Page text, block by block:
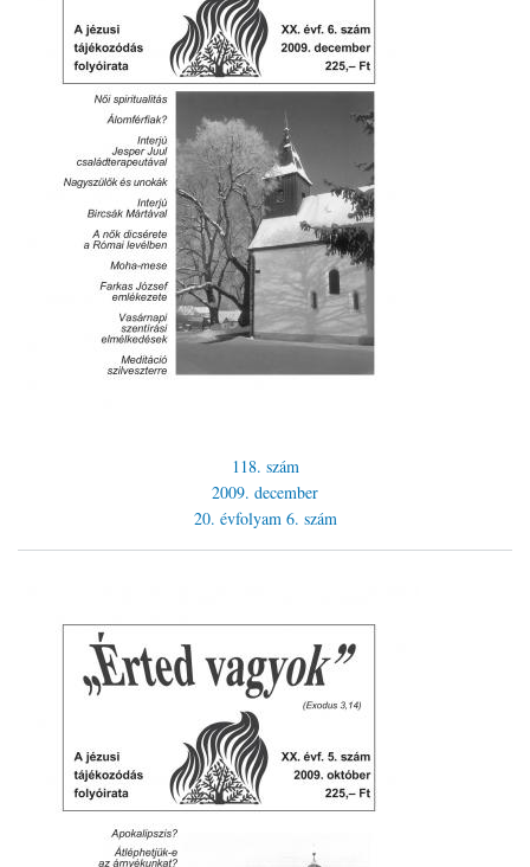
118. szám
2009. december
20. évfolyam 6. szám